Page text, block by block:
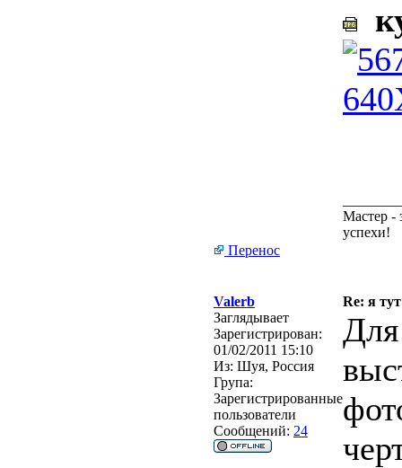
Мастер -
успехи!
Перенос
Valerb
Re: я
Заглядывает
Зарегистрирован:
01/02/2011 15:10
Из: Шуя, Россия
Група:
Зарегистрированные
пользователи
Сообщений: 24